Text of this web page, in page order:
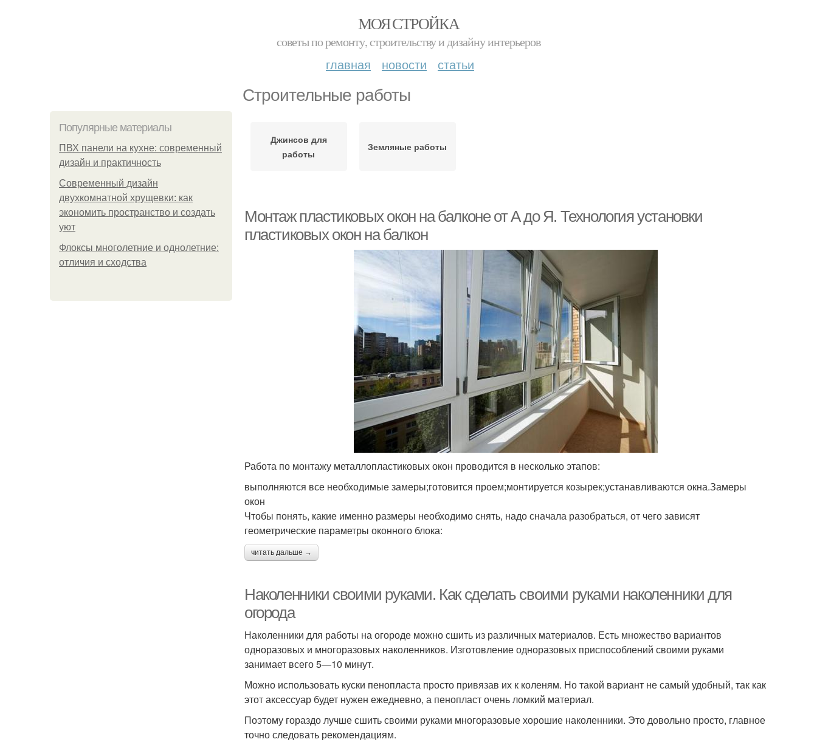
МОЯ СТРОЙКА
советы по ремонту, строительству и дизайну интерьеров
главная новости статьи
Строительные работы
Популярные материалы
ПВХ панели на кухне: современный
дизайн и практичность
Современный дизайн
двухкомнатной хрущевки: как
экономить пространство и создать
уют
Флоксы многолетние и однолетние:
отличия и сходства
Джинсов для
работы
Земляные работы
Монтаж пластиковых окон на балконе от А до Я. Технология установки
пластиковых окон на балкон
Работа по монтажу металлопластиковых окон проводится в несколько этапов:
выполняются все необходимые замеры;готовится проем;монтируется козырек;устанавливаются окна.Замеры
окон
Чтобы понять, какие именно размеры необходимо снять, надо сначала разобраться, от чего зависят
геометрические параметры оконного блока:
читать дальше →
Наколенники своими руками. Как сделать своими руками наколенники для
огорода
Наколенники для работы на огороде можно сшить из различных материалов. Есть множество вариантов
одноразовых и многоразовых наколенников. Изготовление одноразовых приспособлений своими руками
занимает всего 5—10 минут.
Можно использовать куски пенопласта просто привязав их к коленям. Но такой вариант не самый удобный, так как
этот аксессуар будет нужен ежедневно, а пенопласт очень ломкий материал.
Поэтому гораздо лучше сшить своими руками многоразовые хорошие наколенники. Это довольно просто, главное
точно следовать рекомендациям.